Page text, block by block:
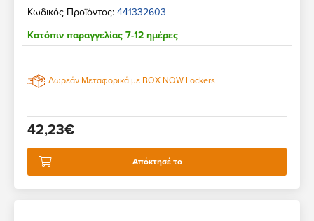
Κωδικός Προϊόντος: 441332603
Κατόπιν παραγγελίας 7-12 ημέρες
Δωρεάν Μεταφορικά με BOX NOW Lockers
42,23€
Απόκτησέ το